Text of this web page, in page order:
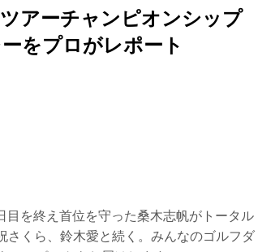
アーチャンピオンシップ
をプロがレポート
目を終え首位を守った桑木志帆がトータル
くら、鈴木愛と続く。みんなのゴルフダ